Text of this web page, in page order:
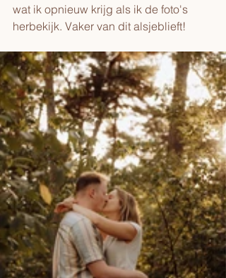
wat ik opnieuw krijg als ik de foto's
herbekijk. Vaker van dit alsjeblieft!